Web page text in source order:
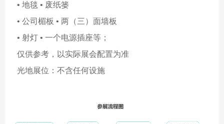
• 地毯 • 废纸篓
• 公司楣板 • 两（三）面墙板
• 射灯 • 一个电源插座等；
仅供参考，以实际展会配置为准
光地展位：不含任何设施